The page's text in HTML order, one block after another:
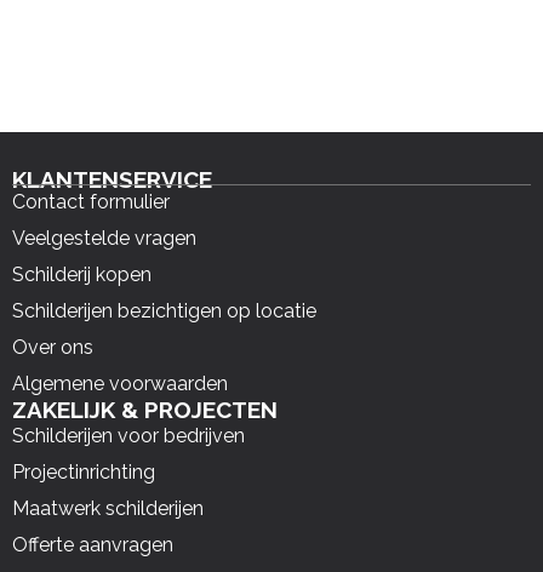
KLANTENSERVICE
Contact formulier
Veelgestelde vragen
Schilderij kopen
Schilderijen bezichtigen op locatie
Over ons
Algemene voorwaarden
ZAKELIJK & PROJECTEN
Schilderijen voor bedrijven
Projectinrichting
Maatwerk schilderijen
Offerte aanvragen